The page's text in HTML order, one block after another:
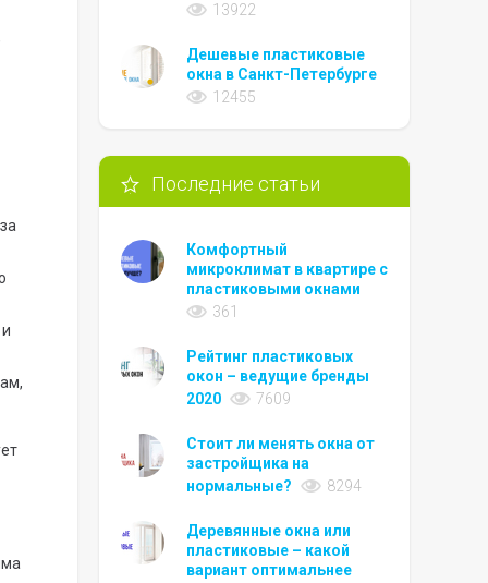
13922
Дешевые пластиковые
окна в Санкт-Петербурге
12455
Последние статьи
Комфортный
микроклимат в квартире с
пластиковыми окнами
361
Рейтинг пластиковых
окон – ведущие бренды
2020
7609
Стоит ли менять окна от
застройщика на
нормальные?
8294
Деревянные окна или
пластиковые – какой
вариант оптимальнее